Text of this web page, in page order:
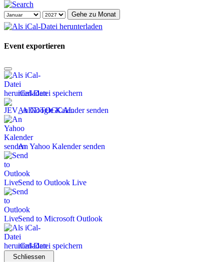
Gehe zu Monat
Event exportieren
iCal-Datei speichern
An Google Kalender senden
An Yahoo Kalender senden
Send to Outlook Live
Send to Microsoft Outlook
iCal-Datei speichern
Schliessen